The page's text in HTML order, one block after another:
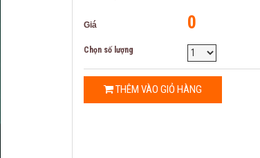
Giá 0
Chọn số lượng
THÊM VÀO GIỎ HÀNG